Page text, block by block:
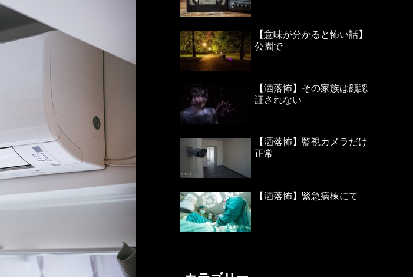
【意味が分かると怖い話】
公園で
【洒落怖】その家族は顔認
証されない
【洒落怖】監視カメラだけ
正常
【洒落怖】緊急病棟にて